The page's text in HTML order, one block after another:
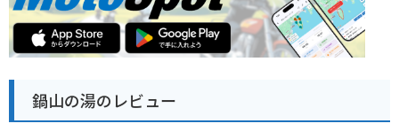
鍋山の湯のレビュー